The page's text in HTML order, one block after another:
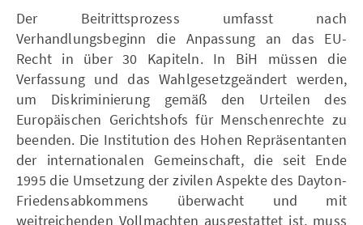
Der Beitrittsprozess umfasst nach
Verhandlungsbeginn die Anpassung an das EU-
Recht in über 30 Kapiteln. In BiH müssen die
Verfassung und das Wahlgesetzgeändert werden,
um Diskriminierung gemäß den Urteilen des
Europäischen Gerichtshofs für Menschenrechte zu
beenden. Die Institution des Hohen Repräsentanten
der internationalen Gemeinschaft, die seit Ende
1995 die Umsetzung der zivilen Aspekte des Dayton-
Friedensabkommens überwacht und mit
weitreichenden Vollmachten ausgestattet ist, muss